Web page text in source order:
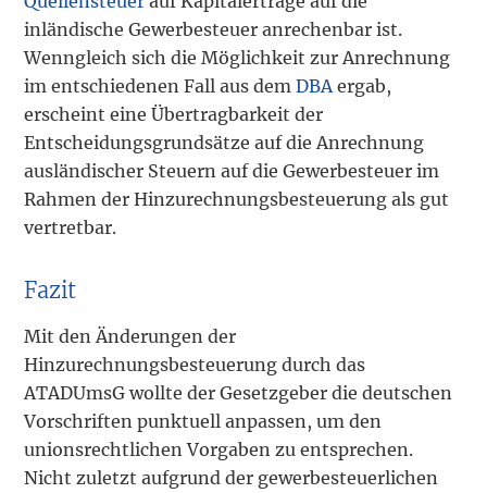
inländische Gewerbesteuer anrechenbar ist.
Wenngleich sich die Möglichkeit zur Anrechnung
im entschiedenen Fall aus demDBA ergab,
erscheint eine Übertragbarkeit der
Entscheidungsgrundsätze auf die Anrechnung
ausländischer Steuern auf die Gewerbesteuer im
Rahmen der Hinzurechnungsbesteuerung als gut
vertretbar.
Fazit
Mit den Änderungen der
Hinzurechnungsbesteuerung durch das
ATADUmsG wollte der Gesetzgeber die deutschen
Vorschriften punktuell anpassen, um den
unionsrechtlichen Vorgaben zu entsprechen.
Nicht zuletzt aufgrund der gewerbesteuerlichen